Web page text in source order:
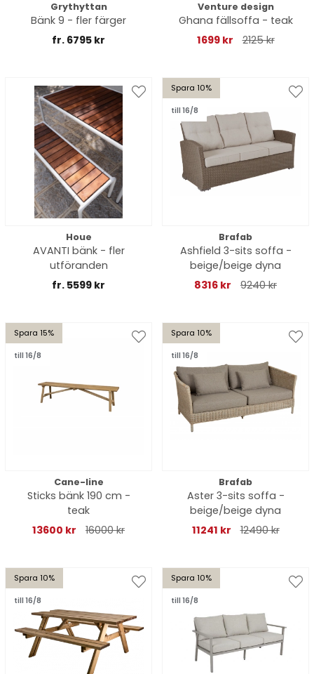
Grythyttan
Bänk 9 - fler färger
fr. 6795 kr
Venture design
Ghana fällsoffa - teak
1699 kr
2125 kr
Houe
AVANTI bänk - fler
utföranden
fr. 5599 kr
Spara 10%
till 16/8
Brafab
Ashfield 3-sits soffa -
beige/beige dyna
8316 kr
9240 kr
Spara 15%
till 16/8
Cane-line
Sticks bänk 190 cm -
teak
13600 kr
16000 kr
Spara 10%
till 16/8
Brafab
Aster 3-sits soffa -
beige/beige dyna
11241 kr
12490 kr
Spara 10%
till 16/8
Spara 10%
till 16/8